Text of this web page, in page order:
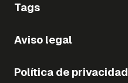
Tags
Aviso legal
Política de privacidad